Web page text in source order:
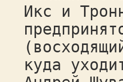
Икс и
куда